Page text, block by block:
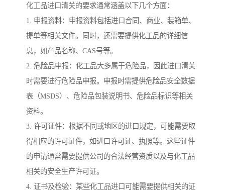
化工品进口清关的要求通常涵盖以下几个方面：
1. 申报资料：申报资料包括进口合同、商业、装箱单、
提单等相关文件。同时，还需要提供化工品的详细信
息，如产品名称、CAS号等。
2. 危险品申报：化工品大多属于危险品，因此进口清关
时需要进行危险品申报。申报时需提供危险品安全数据
表（MSDS）、危险品包装说明书、危险品标识等相关
资料。
3. 许可证件：根据不同或地区的进口规定，可能需要取
得相应的许可证件，如进口许可证、执照等。这些证件
的申请通常需要提供公司的合法经营资质以及与化工品
相关的安全生产许可证。
4. 证书及检验：某些化工品进口可能需要提供相关的证